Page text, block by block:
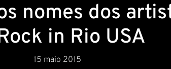
nomes dos
in Rio USA
15 maio 2015